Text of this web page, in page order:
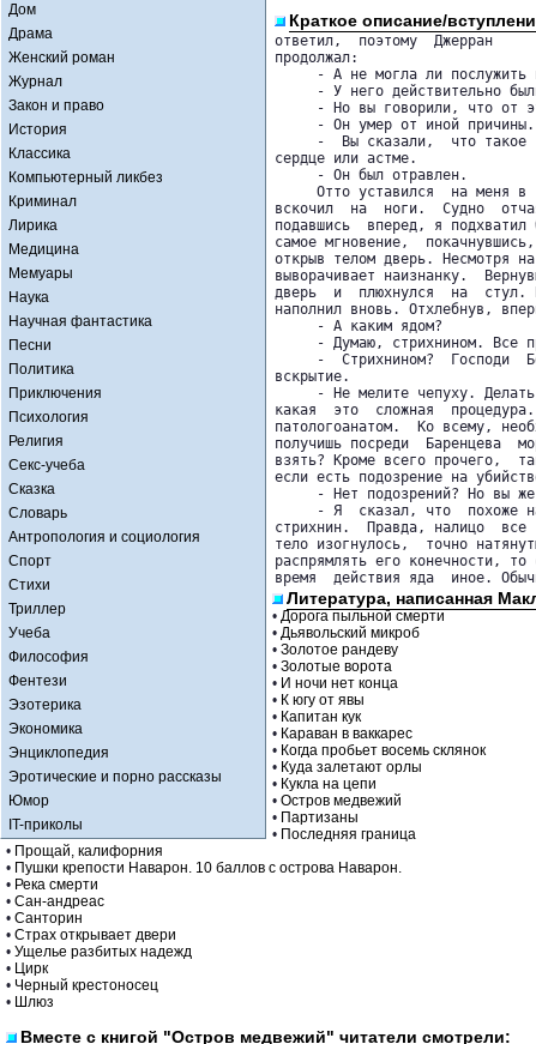
Дом
Драма
Женский роман
Журнал
Закон и право
История
Классика
Компьютерный ликбез
Криминал
Лирика
Медицина
Мемуары
Наука
Научная фантастика
Песни
Политика
Приключения
Психология
Религия
Секс-учеба
Сказка
Словарь
Антропология и социология
Спорт
Стихи
Триллер
Учеба
Философия
Фентези
Эзотерика
Экономика
Энциклопедия
Эротические и порно рассказы
Юмор
IT-приколы
Краткое описание/
ответил,  поэтому  Джерран
продолжал:
- А не могла ли послужить
- У него действительно
- Но вы говорили, что от
     - Он умер от иной причины.
-  Вы сказали,  что такое
сердце или астме.
     - Он был отравлен.
Отто уставился  на меня в
вскочил  на  ноги.  Судно
подавшись  вперед, я
самое мгновение,
открыв телом дверь. Несмотря
выворачивает наизнанку.
дверь  и  плюхнулся  на  стул.
наполнил вновь. Отхлебнув,
     - А каким ядом?
- Думаю, стрихнином. Все
-  Стрихнином?  Господи
вскрытие.
- Не мелите чепуху.
какая  это  сложная
патологоанатом.  Ко всему,
получишь посреди  Баренцева
взять? Кроме всего прочего,
если есть подозрение на
- Нет подозрений? Но вы
- Я  сказал, что  похоже
стрихнин.  Правда, налицо  все
тело изогнулось,  точно
распрямлять его конечности,
время  действия яда  иное.
Литература, написанная
• Дорога пыльной смерти
• Дьявольский микроб
• Золотое рандеву
• Золотые ворота
• И ночи нет конца
• К югу от явы
• Капитан кук
• Караван в ваккарес
• Когда пробьет восемь склянок
• Куда залетают орлы
• Кукла на цепи
• Остров медвежий
• Партизаны
• Последняя граница
• Прощай, калифорния
• Пушки крепости Наварон. 10 баллов с острова Наварон.
• Река смерти
• Сан-андреас
• Санторин
• Страх открывает двери
• Ущелье разбитых надежд
• Цирк
• Черный крестоносец
• Шлюз
Вместе с книгой "Остров медвежий" читатели смотрели: